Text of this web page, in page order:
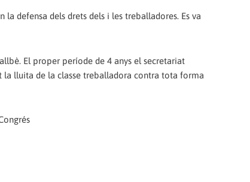
defensa dels drets dels i les treballadores. Es va
El proper període de 4 anys el secretariat
la lluita de la classe treballadora contra tota forma